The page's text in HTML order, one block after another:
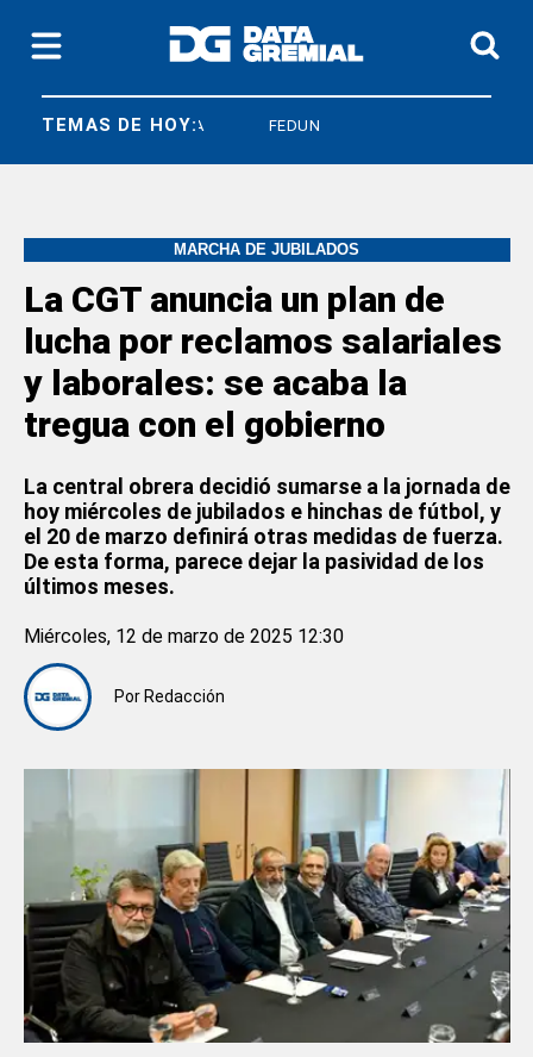
TEMAS DE HOY:
SICONARA FEDUN
MARCHA DE JUBILADOS
La CGT anuncia un plan de
lucha por reclamos salariales
y laborales: se acaba la
tregua con el gobierno
La central obrera decidió sumarse a la jornada de
hoy miércoles de jubilados e hinchas de fútbol, y
el 20 de marzo definirá otras medidas de fuerza.
De esta forma, parece dejar la pasividad de los
últimos meses.
Por Redacción
Miércoles, 12 de marzo de 2025 12:30